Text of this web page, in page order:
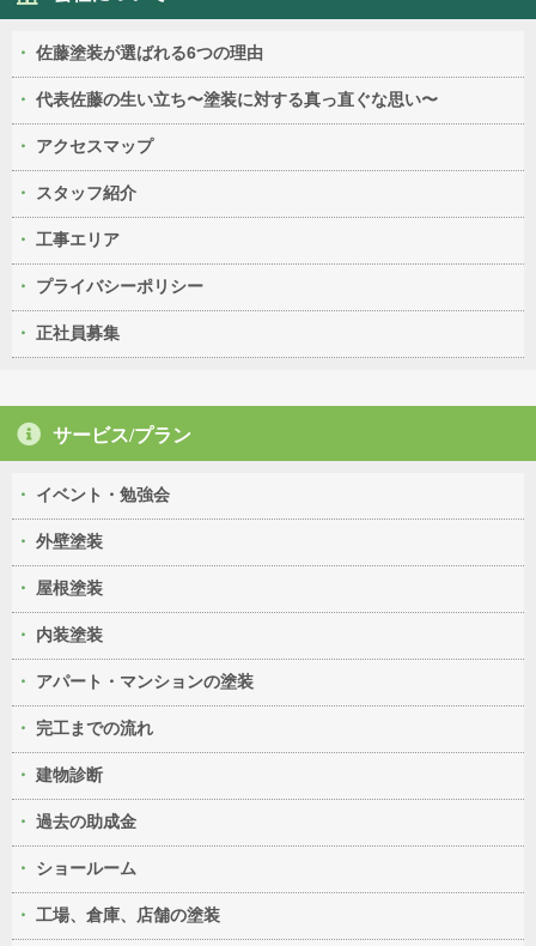
佐藤塗装が選ばれる6つの理由
代表佐藤の生い立ち〜塗装に対する真っ直ぐな思い〜
アクセスマップ
スタッフ紹介
工事エリア
プライバシーポリシー
正社員募集
サービス/プラン
イベント・勉強会
外壁塗装
屋根塗装
内装塗装
アパート・マンションの塗装
完工までの流れ
建物診断
過去の助成金
ショールーム
工場、倉庫、店舗の塗装